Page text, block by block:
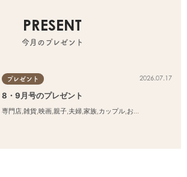
PRESENT
今月のプレゼント
プレゼント 2026.07.17
8・9月号のプレゼント
専門店 雑貨 映画 親子 夫婦 家族 カップル おひとりさま